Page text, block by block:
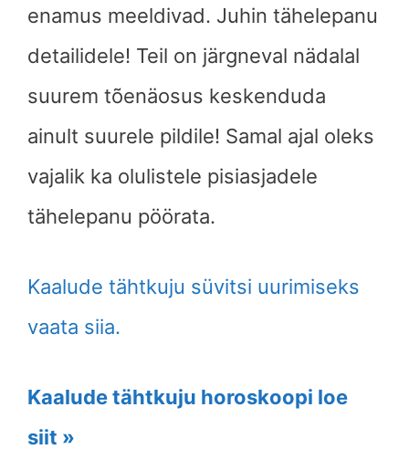
enamus meeldivad. Juhin tähelepanu
detailidele! Teil on järgneval nädalal
suurem tõenäosus keskenduda
ainult suurele pildile! Samal ajal oleks
vajalik ka olulistele pisiasjadele
tähelepanu pöörata.
Kaalude tähtkuju süvitsi uurimiseks
vaata siia.
Kaalude tähtkuju horoskoopi loe
siit »